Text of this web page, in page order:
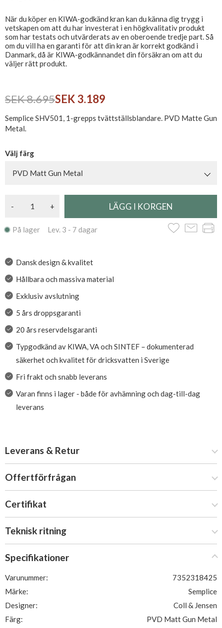
När du köper en KIWA-godkänd kran kan du känna dig trygg i
vetskapen om att du har investerat i en högkvalitativ produkt
som har testats och utvärderats av en oberoende tredje part. Så
om du vill ha en garanti för att din kran är korrekt godkänd i
Danmark, då är KIWA-godkännandet din försäkran om att du
väljer rätt produkt.
SEK 8.695SEK 3.189
Semplice SHV501, 1-grepps tvättställsblandare. PVD Matte Gun
Metal.
Välj färg
PVD Matt Gun Metal
- +
På lager Lev. 3 - 7 dagar
Dansk design & kvalitet
Hållbara och massiva material
Exklusiv avslutning
5 års droppsgaranti
20 års reservdelsgaranti
Typgodkänd av KIWA, VA och SINTEF – dokumenterad
säkerhet och kvalitet för dricksvatten i Sverige
Fri frakt och snabb leverans
Varan finns i lager - både för avhämning och dag-till-dag
leverans
Leverans & Retur
Offertförfrågan
Certifikat
Teknisk ritning
Specifikationer
Varunummer:
7352318425
Märke:
Semplice
Designer:
Coll & Jensen
Färg:
PVD Matt Gun Metal